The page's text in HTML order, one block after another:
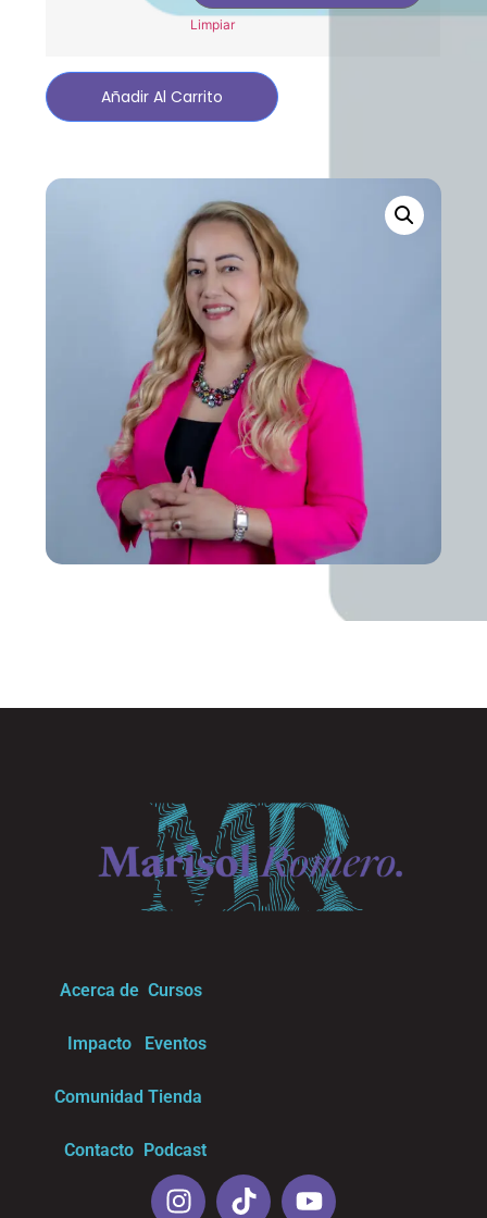
Limpiar
Añadir Al Carrito
Acerca de
Impacto
Comunidad
Contacto
Cursos
Eventos
Tienda
Podcast